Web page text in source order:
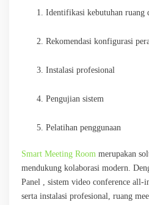
Identifikasi kebutuhan ruang
Rekomendasi konfigurasi
Instalasi profesional
Pengujian sistem
Pelatihan penggunaan
Smart Meeting Room merupakan
mendukung kolaborasi modern.
Panel , sistem video conference all-
serta instalasi profesional, ruang